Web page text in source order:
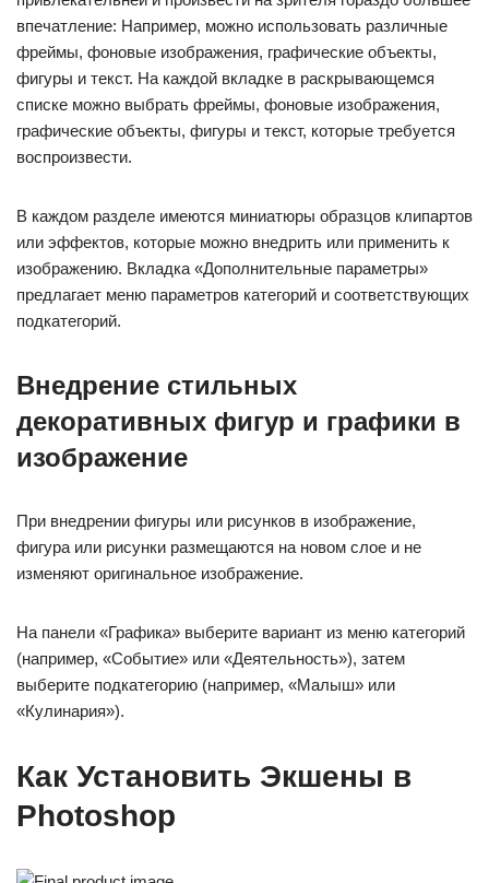
впечатление: Например, можно использовать различные
фреймы, фоновые изображения, графические объекты,
фигуры и текст. На каждой вкладке в раскрывающемся
списке можно выбрать фреймы, фоновые изображения,
графические объекты, фигуры и текст, которые требуется
воспроизвести.
В каждом разделе имеются миниатюры образцов клипартов
или эффектов, которые можно внедрить или применить к
изображению. Вкладка «Дополнительные параметры»
предлагает меню параметров категорий и соответствующих
подкатегорий.
Внедрение стильных
декоративных фигур и графики в
изображение
При внедрении фигуры или рисунков в изображение,
фигура или рисунки размещаются на новом слое и не
изменяют оригинальное изображение.
На панели «Графика» выберите вариант из меню категорий
(например, «Событие» или «Деятельность»), затем
выберите подкатегорию (например, «Малыш» или
«Кулинария»).
Как Установить Экшены в
Photoshop